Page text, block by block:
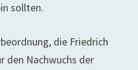
sollten.
die Friedrich
den Nachwuchs der